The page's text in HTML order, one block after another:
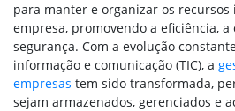
para manter e organizar os
empresa, promovendo a eficiência, a
segurança. Com a evolução
informação e comunicação (TIC), a
empresas tem sido transformada,
sejam armazenados, gerenciados e